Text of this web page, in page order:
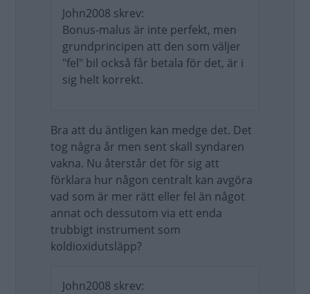
John2008 skrev:
Bonus-malus är inte perfekt, men
grundprincipen att den som väljer
"fel" bil också får betala för det, är i
sig helt korrekt.
Bra att du äntligen kan medge det. Det
tog några år men sent skall syndaren
vakna. Nu återstår det för sig att
förklara hur någon centralt kan avgöra
vad som är mer rätt eller fel än något
annat och dessutom via ett enda
trubbigt instrument som
koldioxidutsläpp?
John2008 skrev: